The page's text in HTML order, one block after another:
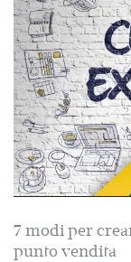
7 modi per
punto vendita